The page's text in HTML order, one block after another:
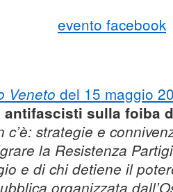
evento facebook
Veneto del 15 maggio
sulla foiba
c’è: strategie e
la Resistenza
e di chi detiene il
organizzata